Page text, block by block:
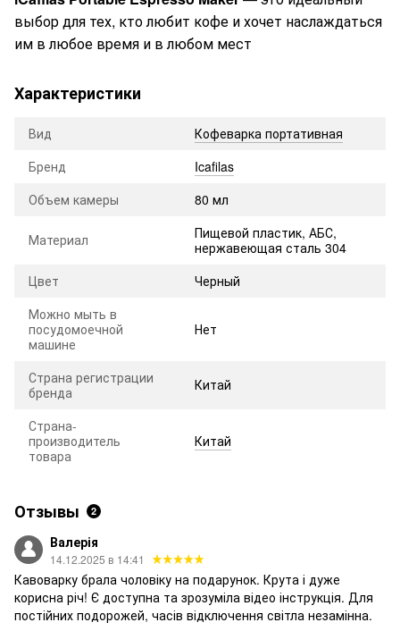
выбор для тех, кто любит кофе и хочет наслаждаться
им в любое время и в любом мест
Характеристики
Вид
Кофеварка портативная
Бренд
Icafilas
Объем камеры
80 мл
Материал
Пищевой пластик, АБС,
нержавеющая сталь 304
Цвет
Черный
Можно мыть в
посудомоечной
машине
Нет
Страна регистрации
бренда
Китай
Страна-
производитель
товара
Китай
Отзывы 2
Валерія
14.12.2025 в 14:41
Кавоварку брала чоловіку на подарунок. Крута і дуже
корисна річ! Є доступна та зрозуміла відео інструкція. Для
постійних подорожей, часів відключення світла незамінна.